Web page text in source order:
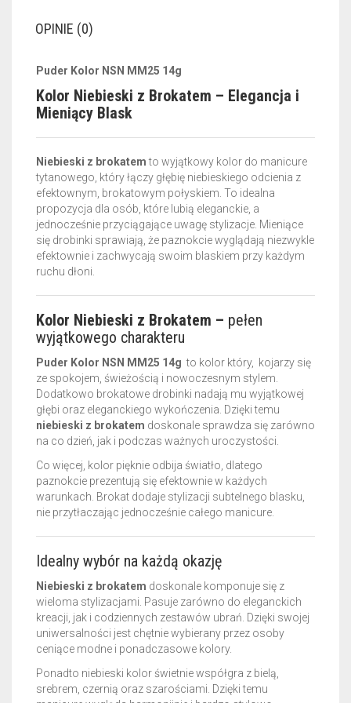
OPINIE (0)
Puder Kolor NSN MM25 14g
Kolor Niebieski z Brokatem – Elegancja i
Mieniący Blask
Niebieski z brokatemto wyjątkowy kolor do manicure
tytanowego, który łączy głębię niebieskiego odcienia z
efektownym, brokatowym połyskiem. To idealna
propozycja dla osób, które lubią eleganckie, a
jednocześnie przyciągające uwagę stylizacje. Mieniące
się drobinki sprawiają, że paznokcie wyglądają niezwykle
efektownie i zachwycają swoim blaskiem przy każdym
ruchu dłoni.
Kolor Niebieski z Brokatem – pełen
wyjątkowego charakteru
Puder Kolor NSN MM25 14g to kolor który, kojarzy się
ze spokojem, świeżością i nowoczesnym stylem.
Dodatkowo brokatowe drobinki nadają mu wyjątkowej
głębi oraz eleganckiego wykończenia. Dzięki temu
niebieski z brokatem doskonale sprawdza się zarówno
na co dzień, jak i podczas ważnych uroczystości.
Co więcej, kolor pięknie odbija światło, dlatego
paznokcie prezentują się efektownie w każdych
warunkach. Brokat dodaje stylizacji subtelnego blasku,
nie przytłaczając jednocześnie całego manicure.
Idealny wybór na każdą okazję
Niebieski z brokatem doskonale komponuje się z
wieloma stylizacjami. Pasuje zarówno do eleganckich
kreacji, jak i codziennych zestawów ubrań. Dzięki swojej
uniwersalności jest chętnie wybierany przez osoby
ceniące modne i ponadczasowe kolory.
Ponadto niebieski kolor świetnie współgra z bielą,
srebrem, czernią oraz szarościami. Dzięki temu